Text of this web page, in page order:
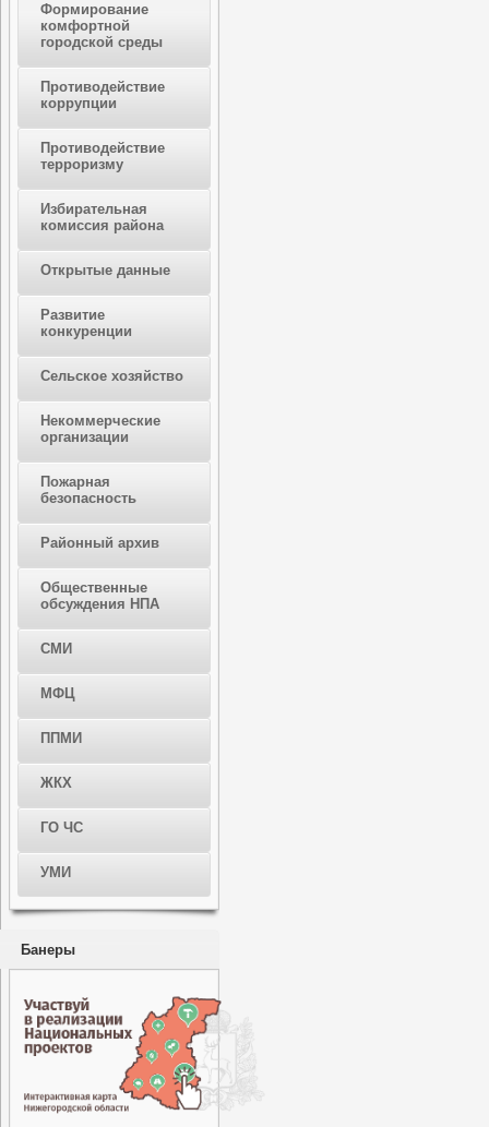
Формирование
комфортной
городской среды
Противодействие
коррупции
Противодействие
терроризму
Избирательная
комиссия района
Открытые данные
Развитие
конкуренции
Сельское хозяйство
Некоммерческие
организации
Пожарная
безопасность
Районный архив
Общественные
обсуждения НПА
СМИ
МФЦ
ППМИ
ЖКХ
ГО ЧС
УМИ
Банеры